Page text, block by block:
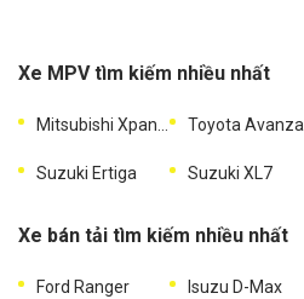
Xe MPV tìm kiếm nhiều nhất
Toyota Avanza
Suzuki Ertiga Suzuki XL7
Xe bán tải tìm kiếm nhiều nhất
Ford Ranger Isuzu D-Max